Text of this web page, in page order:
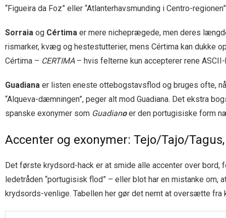
“Figueira da Foz” eller “Atlanterhavsmunding i Centro-
Sorraia og Cértima er mere nicheprægede, men deres
rismarker, kvæg og hestestutterier, mens Cértima kan dukke
Cértima – CERTIMA– hvis felterne kun accepterer rene
Guadiana er listen eneste ottebogstavsflod og bruges ofte,
“Alqueva-dæmningen”, peger alt mod Guadiana. Det ekstra
spanske exonymer som Guadianoer den portugisiske form
Accenter og exonymer: Tejo/Tajo/
Det første krydsord-hack er at smide alle accenter over bord,
ledetråden “portugisisk flod” – eller blot har en mistanke
krydsords-venlige. Tabellen her gør det nemt at oversætte